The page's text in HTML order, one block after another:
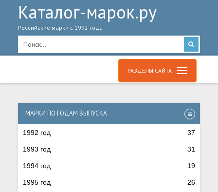
Каталог-марок.ру
Российские марки с 1992 года
РАЗДЕЛЫ САЙТА
МАРКИ ПО ГОДАМ ВЫПУСКА
1992 год 37
1993 год 31
1994 год 19
1995 год 26